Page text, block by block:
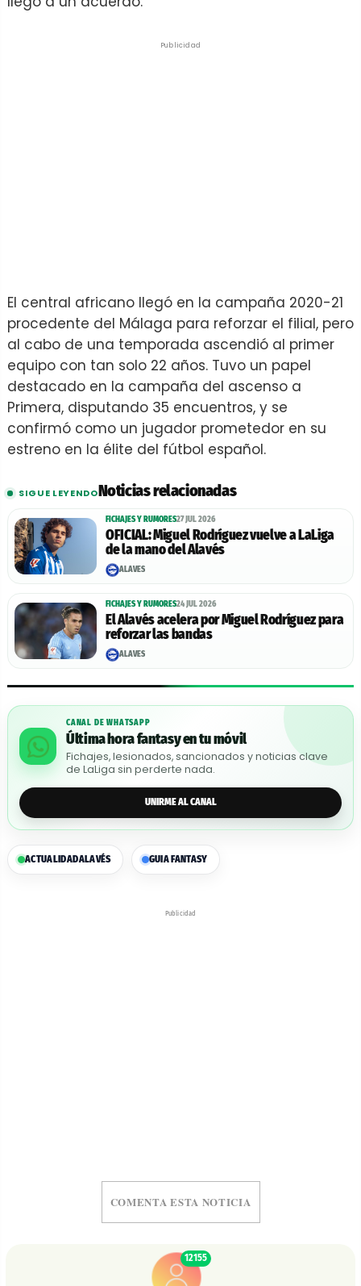
Publicidad
El central africano llegó en la campaña 2020-21
procedente del Málaga para reforzar el filial, pero
al cabo de una temporada ascendió al primer
equipo con tan solo 22 años. Tuvo un papel
destacado en la campaña del ascenso a
Primera, disputando 35 encuentros, y se
confirmó como un jugador prometedor en su
estreno en la élite del fútbol español.
SIGUE LEYENDONoticias relacionadas
FICHAJES Y RUMORES27 JUL 2026
OFICIAL: Miguel Rodríguez vuelve a LaLiga
de la mano del Alavés
ALAVÉS
FICHAJES Y RUMORES24 JUL 2026
El Alavés acelera por Miguel Rodríguez para
reforzar las bandas
ALAVÉS
CANAL DE WHATSAPP
Última hora fantasy en tu móvil
Fichajes, lesionados, sancionados y noticias clave
de LaLiga sin perderte nada.
UNIRME AL CANAL
ACTUALIDADALAVÉS GUIA FANTASY
Publicidad
COMENTA ESTA NOTICIA
12155